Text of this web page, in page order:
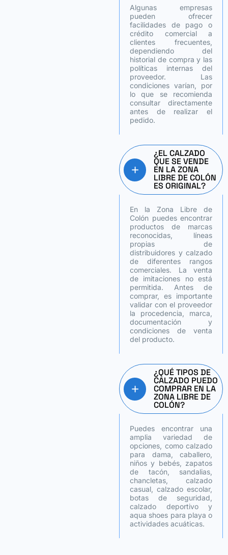
Algunas empresas
pueden ofrecer
facilidades de pago o
crédito comercial a
clientes frecuentes,
dependiendo del
historial de compra y las
políticas internas del
proveedor. Las
condiciones varían, por
lo que se recomienda
consultar directamente
antes de realizar el
pedido.
¿EL CALZADO
QUE SE VENDE
EN LA ZONA
LIBRE DE COLÓN
ES ORIGINAL?
En la Zona Libre de
Colón puedes encontrar
productos de marcas
reconocidas, líneas
propias de
distribuidores y calzado
de diferentes rangos
comerciales. La venta
de imitaciones no está
permitida. Antes de
comprar, es importante
validar con el proveedor
la procedencia, marca,
documentación y
condiciones de venta
del producto.
¿QUÉ TIPOS DE
CALZADO PUEDO
COMPRAR EN LA
ZONA LIBRE DE
COLÓN?
Puedes encontrar una
amplia variedad de
opciones, como calzado
para dama, caballero,
niños y bebés, zapatos
de tacón, sandalias,
chancletas, calzado
casual, calzado escolar,
botas de seguridad,
calzado deportivo y
aqua shoes para playa o
actividades acuáticas.